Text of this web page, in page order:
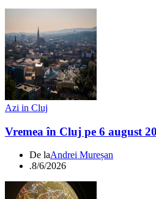
Azi in Cluj
Vremea în Cluj pe 6 august
De laAndrei Mureșan
.8/6/2026